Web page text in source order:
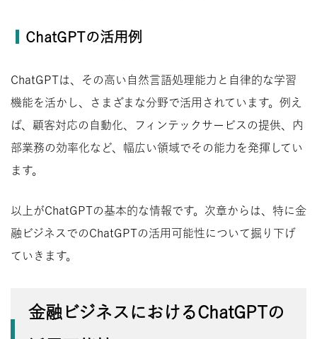
ChatGPTの活用例
ChatGPTは、その高い自然言語処理能力と自律的な学習
機能を活かし、さまざまな分野で活用されています。例え
ば、顧客対応の自動化、フィンテックサービスの提供、内
部業務の効率化など、幅広い領域でその能力を発揮してい
ます。
以上がChatGPTの基本的な情報です。次章からは、特に金
融ビジネスでのChatGPTの活用可能性について掘り下げ
ていきます。
金融ビジネスにおけるChatGPTの